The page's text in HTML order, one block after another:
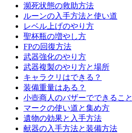
瀕死状態の救助方法
ルーンの入手方法と使い道
レベル上げのやり方
聖杯瓶の増やし方
FPの回復方法
武器強化のやり方
武器複製のやり方と場所
キャラクリはできる？
装備重量はある？
小壺商人のバザーでできること
マークの使い道と集め方
遺物の効果と入手方法
献器の入手方法と装備方法